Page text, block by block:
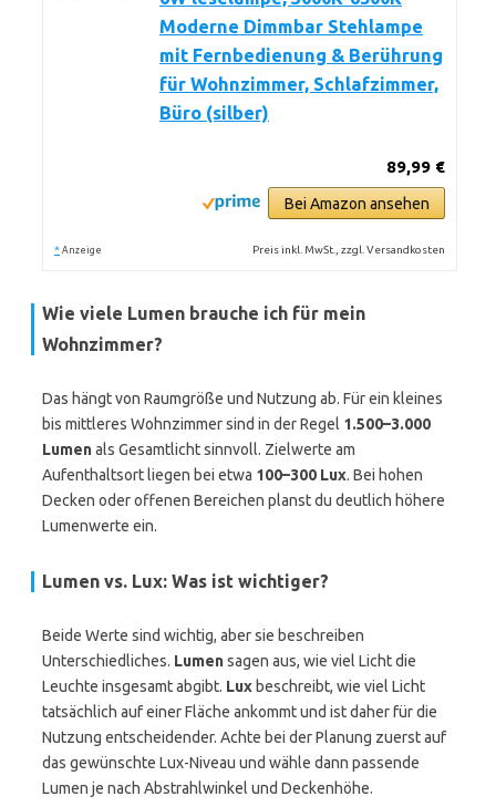
Moderne Dimmbar Stehlampe
mit Fernbedienung & Berührung
für Wohnzimmer, Schlafzimmer,
Büro (silber)
89,99 €
Bei Amazon ansehen
* Anzeige Preis inkl. MwSt., zzgl. Versandkosten
Wie viele Lumen brauche ich für mein
Wohnzimmer?
Das hängt von Raumgröße und Nutzung ab. Für ein kleines
bis mittleres Wohnzimmer sind in der Regel 1.500–3.000
Lumenals Gesamtlicht sinnvoll. Zielwerte am
Aufenthaltsort liegen bei etwa 100–300 Lux. Bei hohen
Decken oder offenen Bereichen planst du deutlich höhere
Lumenwerte ein.
Lumen vs. Lux: Was ist wichtiger?
Beide Werte sind wichtig, aber sie beschreiben
Unterschiedliches. Lumensagen aus, wie viel Licht die
Leuchte insgesamt abgibt. Lux beschreibt, wie viel Licht
tatsächlich auf einer Fläche ankommt und ist daher für die
Nutzung entscheidender. Achte bei der Planung zuerst auf
das gewünschte Lux-Niveau und wähle dann passende
Lumen je nach Abstrahlwinkel und Deckenhöhe.